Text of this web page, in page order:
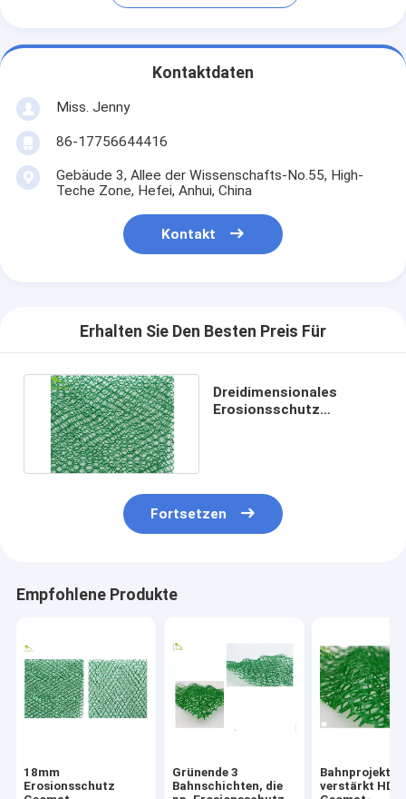
Kontaktdaten
Miss. Jenny
86-17756644416
Gebäude 3, Allee der Wissenschafts-No.55, High-
Teche Zone, Hefei, Anhui, China
Kontakt
Erhalten Sie Den Besten Preis Für
Dreidimensionales
Erosionsschutz
Fortsetzen
Empfohlene Produkte
18mm
Erosionsschutz
Grünende 3
Bahnschichten, die
Bahnprojekt-
verstärkt